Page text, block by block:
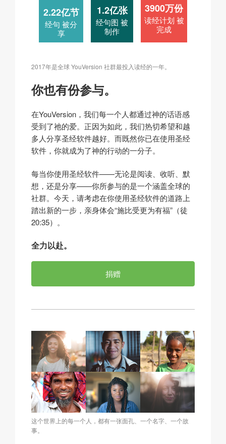
2.22亿节
经句 被分
享
1.2亿张
经句图 被
制作
3900万份
读经计划 被
完成
2017年是全球 YouVersion 社群最投入读经的一年。
你也有份参与。
在YouVersion，我们每一个人都通过神的话语感
受到了祂的爱。正因为如此，我们热切希望和越
多人分享圣经软件越好。而既然你已在使用圣经
软件，你就成为了神的行动的一分子。
每当你使用圣经软件——无论是阅读、收听、默
想，还是分享——你所参与的是一个涵盖全球的
社群。今天，请考虑在你使用圣经软件的道路上
踏出新的一步，亲身体会“施比受更为有福”（徒
20:35）。
全力以赴。
捐赠
这个世界上的每一个人，都有一张面孔、一个名字、一个故
事。